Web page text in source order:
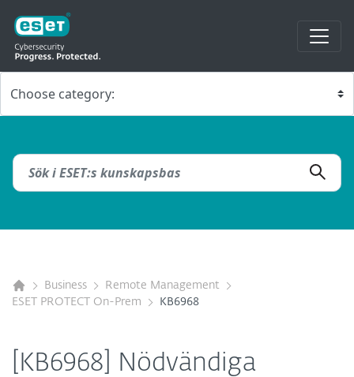
Business
Remote Management
ESET PROTECT On-Prem
KB6968
[KB6968] Nödvändiga